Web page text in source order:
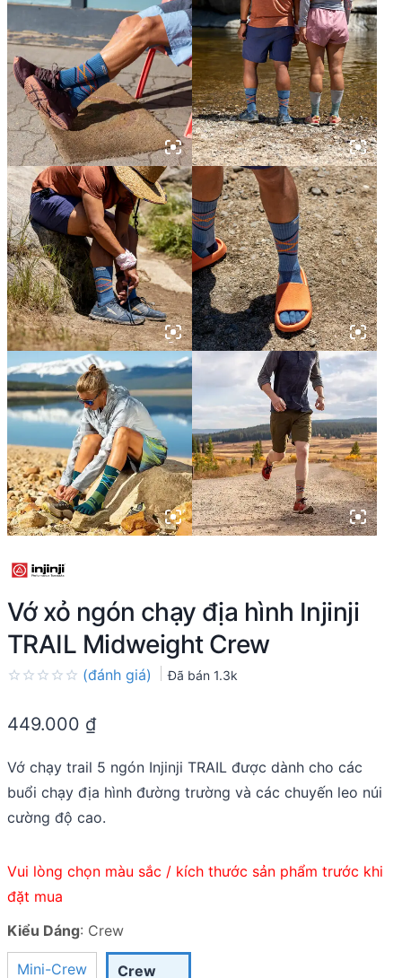
Vớ xỏ ngón chạy địa hình Injinji
TRAIL Midweight Crew
out
(đánh giá) Đã bán 1.3k
449.000 ₫
Vớ chạy trail 5 ngón Injinji TRAIL được dành cho các
buổi chạy địa hình đường trường và các chuyến leo núi
cường độ cao.
Vui lòng chọn màu sắc / kích thước sản phẩm trước khi
đặt mua
Kiểu Dáng: Crew
Mini-Crew Crew